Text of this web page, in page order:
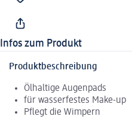
Infos zum Produkt
Produktbeschreibung
Ölhaltige Augenpads
für wasserfestes Make-up
Pflegt die Wimpern